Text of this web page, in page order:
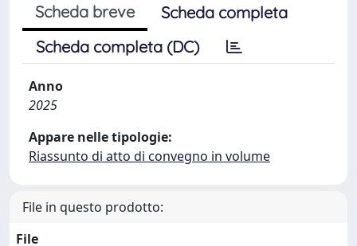
Scheda breve
Scheda completa
Scheda completa (DC)
Anno
2025
Appare nelle tipologie:
Riassunto di atto di convegno in volume
File in questo prodotto:
File